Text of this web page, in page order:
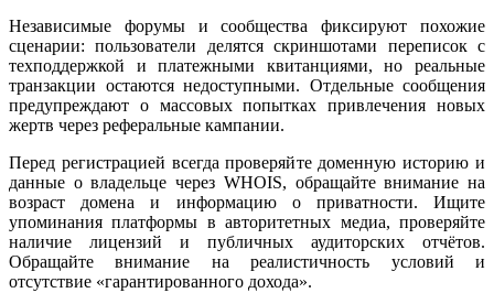
Независимые форумы и сообщества фиксируют похожие
сценарии: пользователи делятся скриншотами переписок с
техподдержкой и платежными квитанциями, но реальные
транзакции остаются недоступными. Отдельные сообщения
предупреждают о массовых попытках привлечения новых
жертв через реферальные кампании.
Перед регистрацией всегда проверяйте доменную историю и
данные о владельце через WHOIS, обращайте внимание на
возраст домена и информацию о приватности. Ищите
упоминания платформы в авторитетных медиа, проверяйте
наличие лицензий и публичных аудиторских отчётов.
Обращайте внимание на реалистичность условий и
отсутствие «гарантированного дохода».